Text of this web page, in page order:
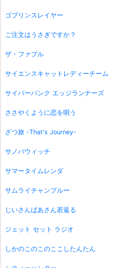
ゴブリンスレイヤー
ご注文はうさぎですか？
ザ・ファブル
サイエンスキャットレディーチーム
サイバーパンク エッジランナーズ
ささやくように恋を唄う
ざつ旅 -That's Journey-
サノバウィッチ
サマータイムレンダ
サムライチャンプルー
じいさんばあさん若返る
ジェット セット ラジオ
しかのこのこのここしたんたん